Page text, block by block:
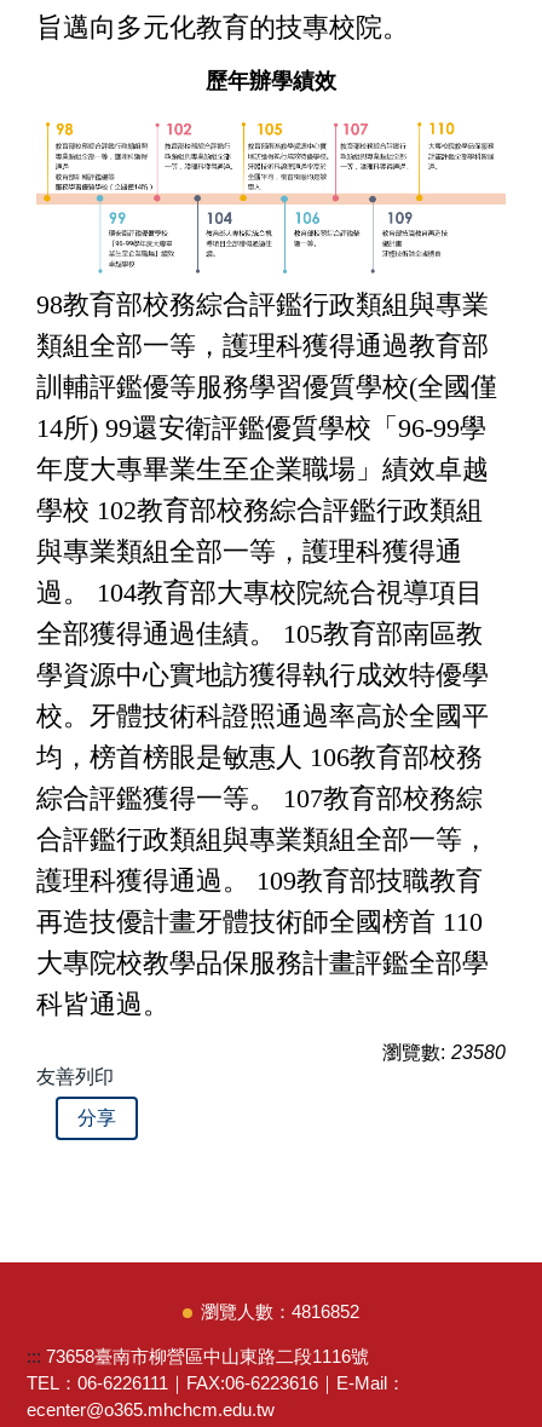
旨邁向多元化教育的技專校院。
歷年辦學績效
98教育部校務綜合評鑑行政類組與專業
類組全部一等，護理科獲得通過教育部
訓輔評鑑優等服務學習優質學校(全國僅
14所) 99還安衛評鑑優質學校「96-99學
年度大專畢業生至企業職場」績效卓越
學校 102教育部校務綜合評鑑行政類組
與專業類組全部一等，護理科獲得通
過。 104教育部大專校院統合視導項目
全部獲得通過佳績。 105教育部南區教
學資源中心實地訪獲得執行成效特優學
校。牙體技術科證照通過率高於全國平
均，榜首榜眼是敏惠人 106教育部校務
綜合評鑑獲得一等。 107教育部校務綜
合評鑑行政類組與專業類組全部一等，
護理科獲得通過。 109教育部技職教育
再造技優計畫牙體技術師全國榜首 110
大專院校教學品保服務計畫評鑑全部學
科皆通過。
瀏覽數: 23580
友善列印
分享
4816852
::: 73658臺南市柳營區中山東路二段1116號
TEL：06-6226111｜FAX:06-6223616｜E-Mail：
ecenter@o365.mhchcm.edu.tw